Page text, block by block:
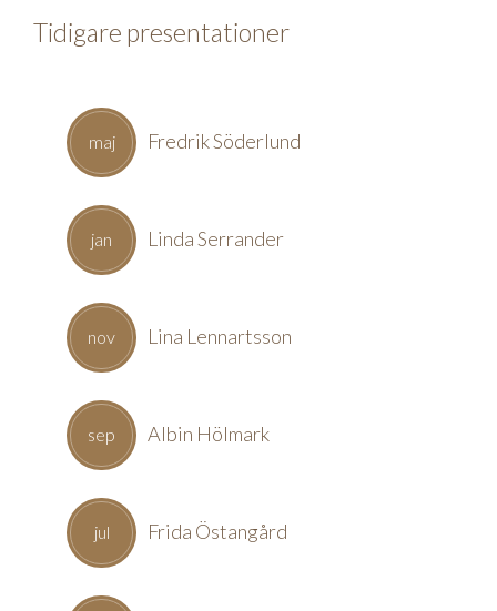
Tidigare presentationer
maj Fredrik Söderlund
jan Linda Serrander
nov Lina Lennartsson
sep Albin Hölmark
jul Frida Östangård